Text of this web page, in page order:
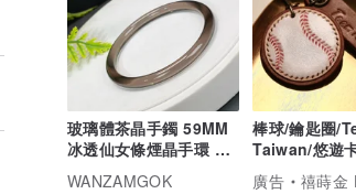
玻璃體茶晶手鐲 59MM
冰透仙女條煙晶手環 能
量平穩舒緩保護淨化
WANZAMGOK
棒球/鑰匙圈/
Taiwan/悠遊
惠/客製英文/免
廣告
禧蒔金